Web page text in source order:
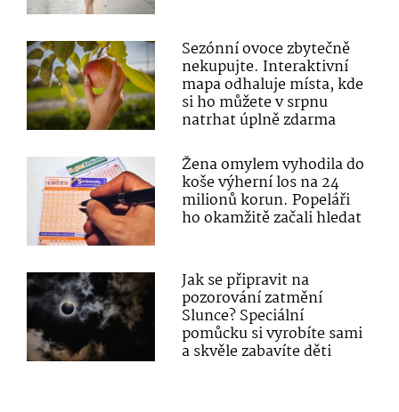
Sezónní ovoce zbytečně
nekupujte. Interaktivní
mapa odhaluje místa, kde
si ho můžete v srpnu
natrhat úplně zdarma
Žena omylem vyhodila do
koše výherní los na 24
milionů korun. Popeláři
ho okamžitě začali hledat
Jak se připravit na
pozorování zatmění
Slunce? Speciální
pomůcku si vyrobíte sami
a skvěle zabavíte děti